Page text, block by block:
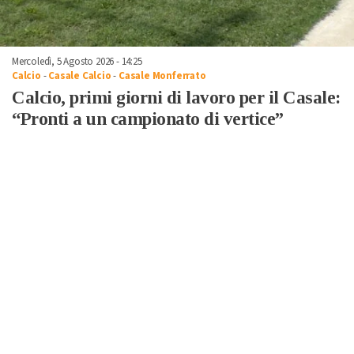
Mercoledì, 5 Agosto 2026 - 14:25
Calcio -Casale Calcio- Casale Monferrato
Calcio, primi giorni di lavoro per il Casale:
“Pronti a un campionato di vertice”